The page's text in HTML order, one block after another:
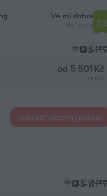
Velmi dobré
65 recenzí 7,2
od 5 501 Kč
Zobrazit všechny pokoje